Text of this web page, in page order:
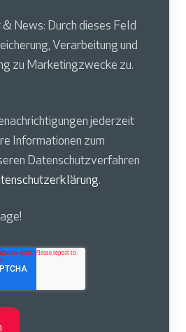
News: Durch dieses Feld
Verarbeitung und
zu Marketingzwecke zu.
jederzeit
Informationen zum
Datenschutzverfahren
.